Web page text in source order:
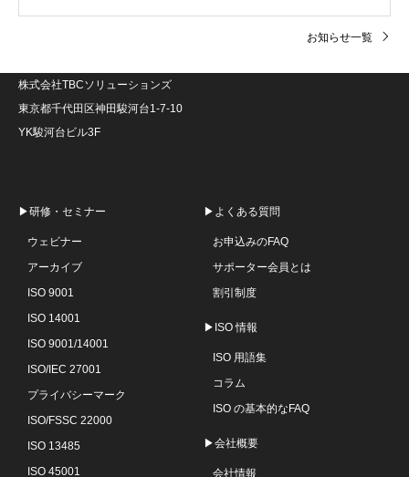
お知らせ一覧
株式会社TBCソリューションズ
東京都千代田区神田駿河台1-7-10
YK駿河台ビル3F
▶研修・セミナー
ウェビナー
アーカイブ
ISO 9001
ISO 14001
ISO 9001/14001
ISO/IEC 27001
プライバシーマーク
ISO/FSSC 22000
ISO 13485
ISO 45001
▶よくある質問
お申込みのFAQ
サポーター会員とは
割引制度
▶ISO 情報
ISO 用語集
コラム
ISO の基本的なFAQ
▶会社概要
会社情報